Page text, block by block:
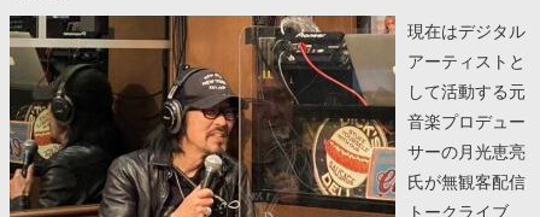
現在はデジタル
アーティストと
して活動する元
音楽プロデュー
サーの月光恵亮
氏が無観客配信
トークライブ